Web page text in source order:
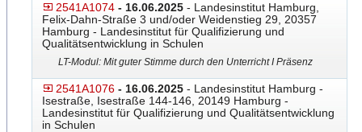
2541A1074 - 16.06.2025 - Landesinstitut Hamburg,
Felix-Dahn-Straße 3 und/oder Weidenstieg 29, 20357
Hamburg - Landesinstitut für Qualifizierung und
Qualitätsentwicklung in Schulen
LT-Modul: Mit guter Stimme durch den Unterricht I Präsenz
2541A1076 - 16.06.2025 - Landesinstitut Hamburg -
Isestraße, Isestraße 144-146, 20149 Hamburg -
Landesinstitut für Qualifizierung und Qualitätsentwicklung
in Schulen